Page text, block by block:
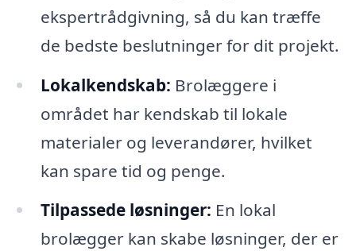
ekspertrådgivning, så du kan træffe
de bedste beslutninger for dit projekt.
Lokalkendskab: Brolæggere i
området har kendskab til lokale
materialer og leverandører, hvilket
kan spare tid og penge.
Tilpassede løsninger: En lokal
brolægger kan skabe løsninger, der er